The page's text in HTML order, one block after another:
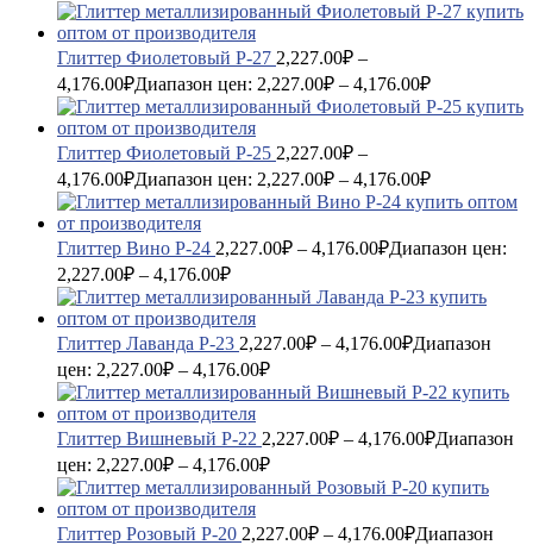
Глиттер Фиолетовый P-27 2,227.00₽ –
4,176.00₽Диапазон цен: 2,227.00₽ – 4,176.00₽
Глиттер Фиолетовый P-25 2,227.00₽ –
4,176.00₽Диапазон цен: 2,227.00₽ – 4,176.00₽
Глиттер Вино P-24 2,227.00₽ – 4,176.00₽Диапазон цен:
2,227.00₽ – 4,176.00₽
Глиттер Лаванда P-23 2,227.00₽ – 4,176.00₽Диапазон
цен: 2,227.00₽ – 4,176.00₽
Глиттер Вишневый P-22 2,227.00₽ – 4,176.00₽Диапазон
цен: 2,227.00₽ – 4,176.00₽
Глиттер Розовый P-20 2,227.00₽ – 4,176.00₽Диапазон